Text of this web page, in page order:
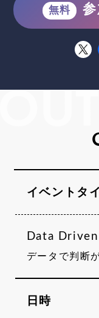
無料
イベントタ
Data
データで判断
日時